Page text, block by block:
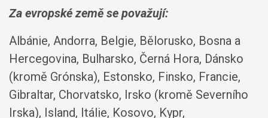
Za evropské země se považují:
Albánie, Andorra, Belgie, Bělorusko, Bosna a
Hercegovina, Bulharsko, Černá Hora, Dánsko
(kromě Grónska), Estonsko, Finsko, Francie,
Gibraltar, Chorvatsko, Irsko (kromě Severního
Irska), Island, Itálie, Kosovo, Kypr,